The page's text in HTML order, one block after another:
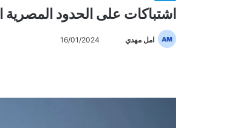
اشتباكات على الحدود المصرية
امل مهدي
ب
16/01/2024